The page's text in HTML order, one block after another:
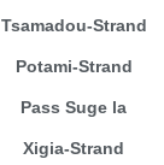
Tsamadou-Strand
Potami-Strand
Pass Suge la
Xigia-Strand